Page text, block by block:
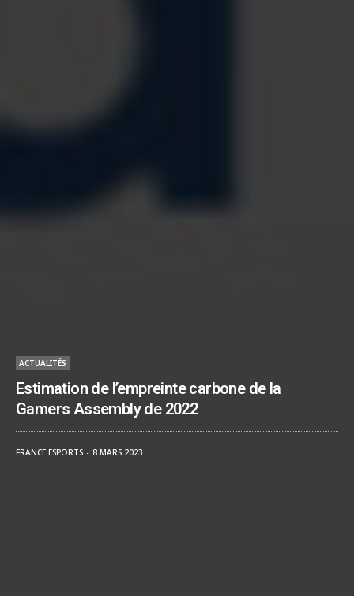
ACTUALITÉS
Estimation de l’empreinte carbone de la
Gamers Assembly de 2022
FRANCE ESPORTS 8 MARS 2023